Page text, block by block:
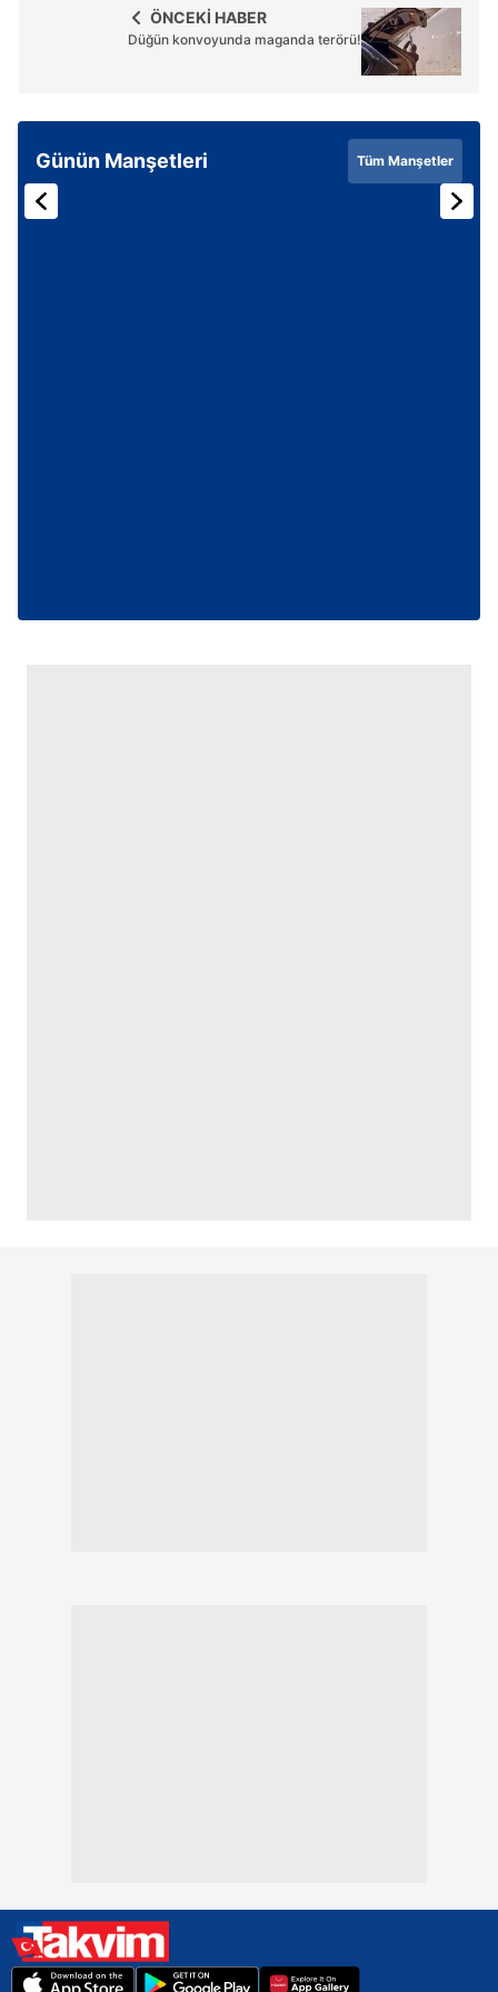
ilgili mevzuata uygun olarak kullanılan çerezlerle ilgili bilgi
ÖNCEKİ HABER
Düğün konvoyunda maganda terörü!
Günün Manşetleri Tüm Manşetler